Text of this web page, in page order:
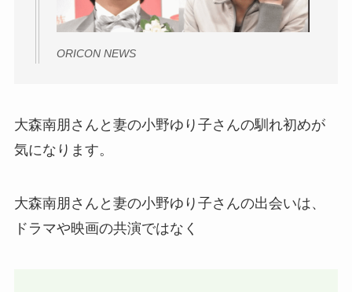
ORICON NEWS
大森南朋さんと妻の小野ゆり子さんの馴れ初めが
気になります。
大森南朋さんと妻の小野ゆり子さんの出会いは、
ドラマや映画の共演ではなく